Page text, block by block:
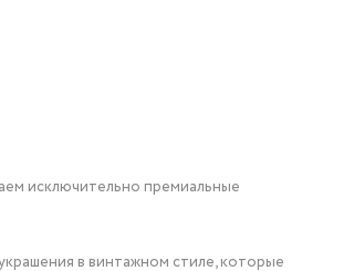
исключительно премиальные
в винтажном стиле, которые